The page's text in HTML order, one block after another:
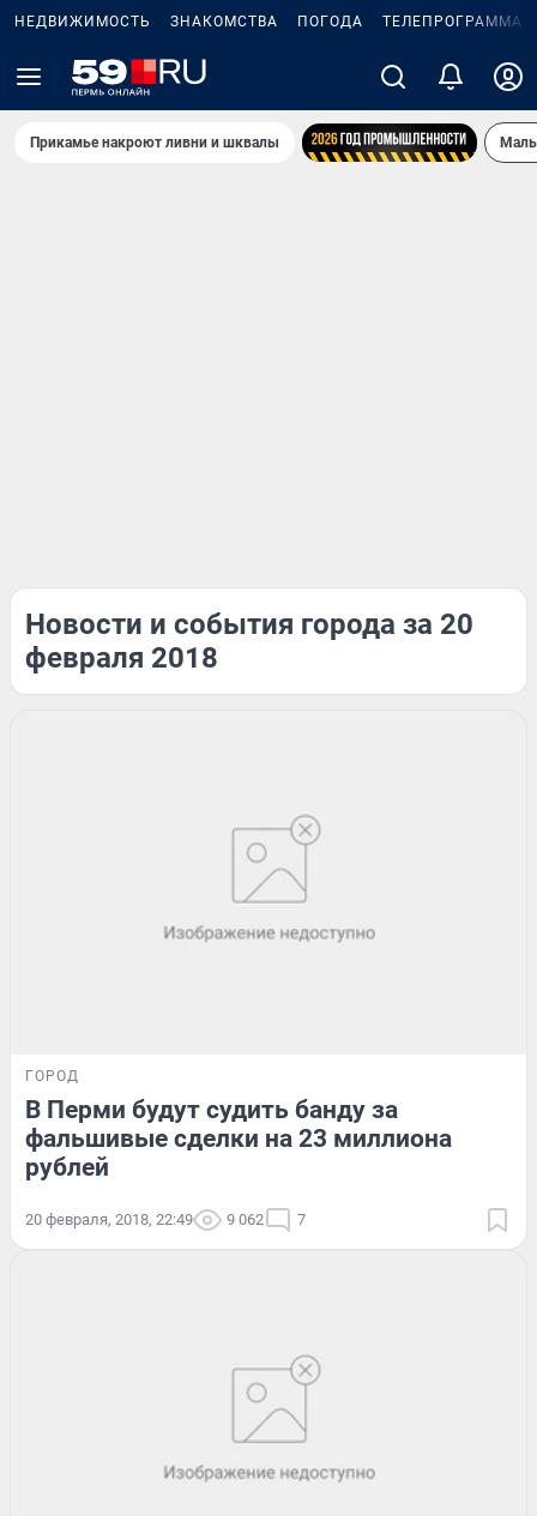
НЕДВИЖИМОСТЬ ЗНАКОМСТВА ПОГОДА ТЕЛЕПРОГРАММА
Прикамье накроют ливни и шквалы
Новости и события города за 20
февраля 2018
ГОРОД
В Перми будут судить банду за
фальшивые сделки на 23 миллиона
рублей
20 февраля, 2018, 22:49 9 062 7